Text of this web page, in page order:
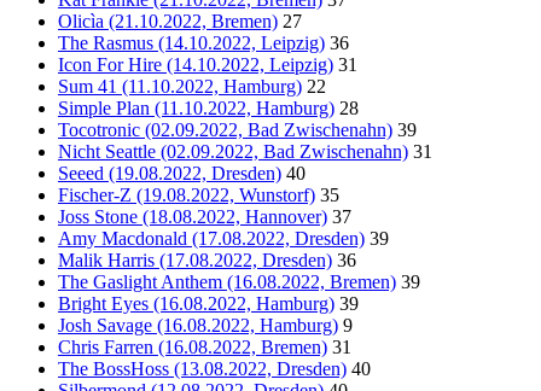
Olicìa (21.10.2022, Bremen) 27
The Rasmus (14.10.2022, Leipzig) 36
Icon For Hire (14.10.2022, Leipzig) 31
Sum 41 (11.10.2022, Hamburg) 22
Simple Plan (11.10.2022, Hamburg) 28
Tocotronic (02.09.2022, Bad Zwischenahn) 39
Nicht Seattle (02.09.2022, Bad Zwischenahn) 31
Seeed (19.08.2022, Dresden) 40
Fischer-Z (19.08.2022, Wunstorf) 35
Joss Stone (18.08.2022, Hannover) 37
Amy Macdonald (17.08.2022, Dresden) 39
Malik Harris (17.08.2022, Dresden) 36
The Gaslight Anthem (16.08.2022, Bremen) 39
Bright Eyes (16.08.2022, Hamburg) 39
Josh Savage (16.08.2022, Hamburg) 9
Chris Farren (16.08.2022, Bremen) 31
The BossHoss (13.08.2022, Dresden) 40